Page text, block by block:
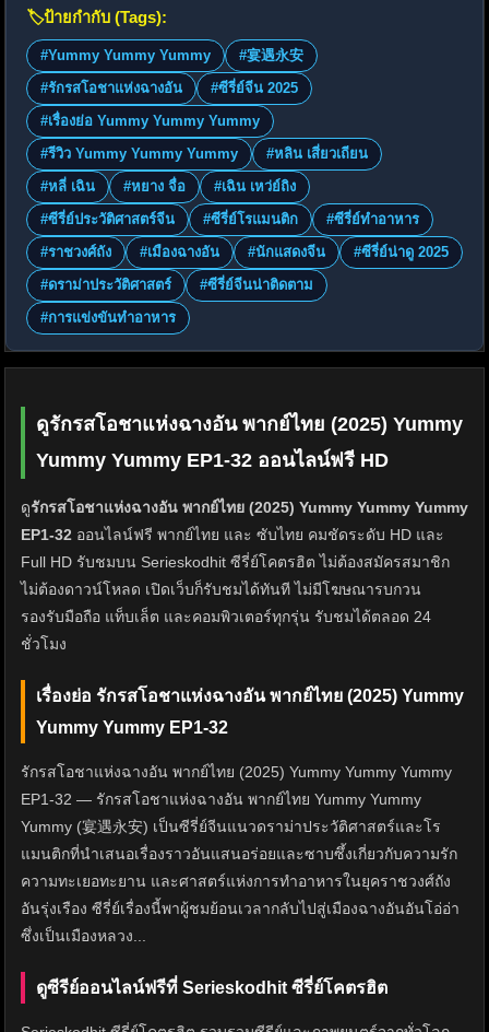
🏷️ป้ายกำกับ (Tags):
#Yummy Yummy Yummy
#宴遇永安
#รักรสโอชาแห่งฉางอัน
#ซีรี่ย์จีน 2025
#เรื่องย่อ Yummy Yummy Yummy
#รีวิว Yummy Yummy Yummy
#หลิน เสี่ยวเถียน
#หลี่ เฉิน
#หยาง จื่อ
#เฉิน เหว่ย์ถิง
#ซีรี่ย์ประวัติศาสตร์จีน
#ซีรี่ย์โรแมนติก
#ซีรี่ย์ทำอาหาร
#ราชวงศ์ถัง
#เมืองฉางอัน #นักแสดงจีน
#ซีรี่ย์น่าดู 2025
#ดราม่าประวัติศาสตร์
#ซีรี่ย์จีนน่าติดตาม
#การแข่งขันทำอาหาร
ดูรักรสโอชาแห่งฉางอัน พากย์ไทย (2025) Yummy
Yummy Yummy EP1-32 ออนไลน์ฟรี HD
ดูรักรสโอชาแห่งฉางอัน พากย์ไทย (2025) Yummy Yummy Yummy
EP1-32 ออนไลน์ฟรี พากย์ไทย และ ซับไทย คมชัดระดับ HD และ
Full HD รับชมบน Serieskodhit ซีรี่ย์โคตรฮิต ไม่ต้องสมัครสมาชิก
ไม่ต้องดาวน์โหลด เปิดเว็บก็รับชมได้ทันที ไม่มีโฆษณารบกวน
รองรับมือถือ แท็บเล็ต และคอมพิวเตอร์ทุกรุ่น รับชมได้ตลอด 24
ชั่วโมง
เรื่องย่อ รักรสโอชาแห่งฉางอัน พากย์ไทย (2025) Yummy
Yummy Yummy EP1-32
รักรสโอชาแห่งฉางอัน พากย์ไทย (2025) Yummy Yummy Yummy
EP1-32 — รักรสโอชาแห่งฉางอัน พากย์ไทย Yummy Yummy
Yummy (宴遇永安) เป็นซีรี่ย์จีนแนวดราม่าประวัติศาสตร์และโร
แมนติกที่นำเสนอเรื่องราวอันแสนอร่อยและซาบซึ้งเกี่ยวกับความรัก
ความทะเยอทะยาน และศาสตร์แห่งการทำอาหารในยุคราชวงศ์ถัง
อันรุ่งเรือง ซีรี่ย์เรื่องนี้พาผู้ชมย้อนเวลากลับไปสู่เมืองฉางอันอันโอ่อ่า
ซึ่งเป็นเมืองหลวง...
ดูซีรีย์ออนไลน์ฟรีที่ Serieskodhit ซีรี่ย์โคตรฮิต